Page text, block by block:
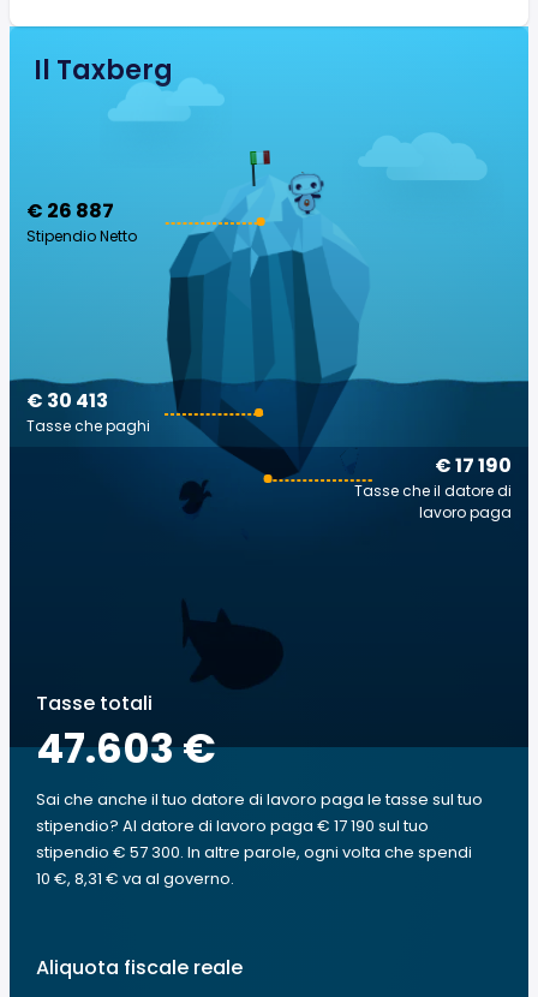
Il Taxberg
€ 26 887
Stipendio Netto
€ 17 190
Tasse che il datore di
lavoro paga
€ 30 413
Tasse che paghi
Tasse totali
47.603 €
Sai che anche il tuo datore di lavoro paga le tasse sul tuo
stipendio? Al datore di lavoro paga € 17 190 sul tuo
stipendio € 57 300. In altre parole, ogni volta che spendi
10 €, 8,31 € va al governo.
Aliquota fiscale reale